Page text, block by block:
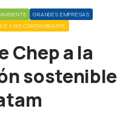
GRANDES EMPRESAS
Y NO CONTAMINANTE
Chep a la
sostenible